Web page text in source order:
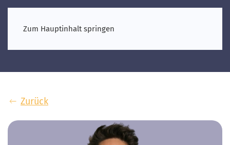
Zum Hauptinhalt springen
Zurück